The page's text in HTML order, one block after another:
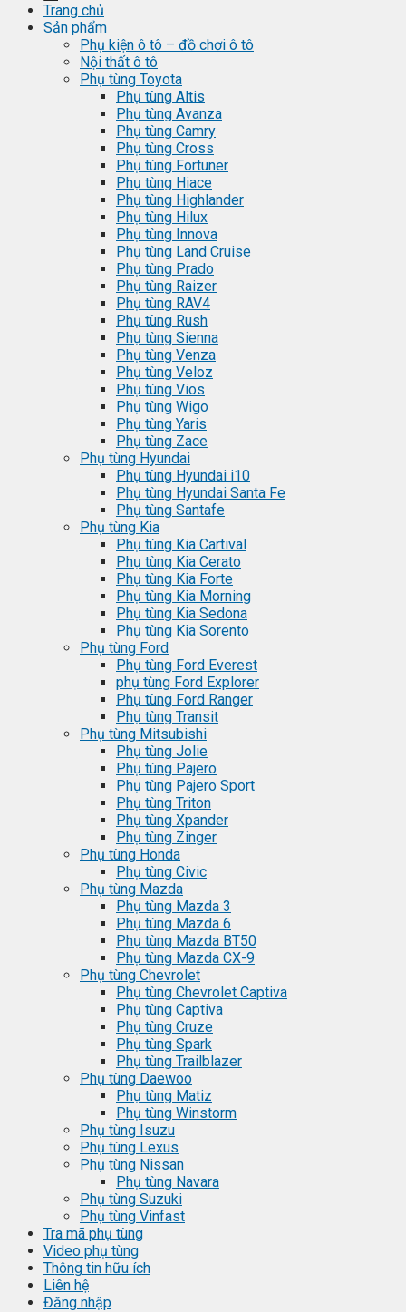
Trang chủ
Sản phẩm
Phụ kiện ô tô – đồ chơi ô tô
Nội thất ô tô
Phụ tùng Toyota
Phụ tùng Altis
Phụ tùng Avanza
Phụ tùng Camry
Phụ tùng Cross
Phụ tùng Fortuner
Phụ tùng Hiace
Phụ tùng Highlander
Phụ tùng Hilux
Phụ tùng Innova
Phụ tùng Land Cruise
Phụ tùng Prado
Phụ tùng Raizer
Phụ tùng RAV4
Phụ tùng Rush
Phụ tùng Sienna
Phụ tùng Venza
Phụ tùng Veloz
Phụ tùng Vios
Phụ tùng Wigo
Phụ tùng Yaris
Phụ tùng Zace
Phụ tùng Hyundai
Phụ tùng Hyundai i10
Phụ tùng Hyundai Santa Fe
Phụ tùng Santafe
Phụ tùng Kia
Phụ tùng Kia Cartival
Phụ tùng Kia Cerato
Phụ tùng Kia Forte
Phụ tùng Kia Morning
Phụ tùng Kia Sedona
Phụ tùng Kia Sorento
Phụ tùng Ford
Phụ tùng Ford Everest
phụ tùng Ford Explorer
Phụ tùng Ford Ranger
Phụ tùng Transit
Phụ tùng Mitsubishi
Phụ tùng Jolie
Phụ tùng Pajero
Phụ tùng Pajero Sport
Phụ tùng Triton
Phụ tùng Xpander
Phụ tùng Zinger
Phụ tùng Honda
Phụ tùng Civic
Phụ tùng Mazda
Phụ tùng Mazda 3
Phụ tùng Mazda 6
Phụ tùng Mazda BT50
Phụ tùng Mazda CX-9
Phụ tùng Chevrolet
Phụ tùng Chevrolet Captiva
Phụ tùng Captiva
Phụ tùng Cruze
Phụ tùng Spark
Phụ tùng Trailblazer
Phụ tùng Daewoo
Phụ tùng Matiz
Phụ tùng Winstorm
Phụ tùng Isuzu
Phụ tùng Lexus
Phụ tùng Nissan
Phụ tùng Navara
Phụ tùng Suzuki
Phụ tùng Vinfast
Tra mã phụ tùng
Video phụ tùng
Thông tin hữu ích
Liên hệ
Đăng nhập